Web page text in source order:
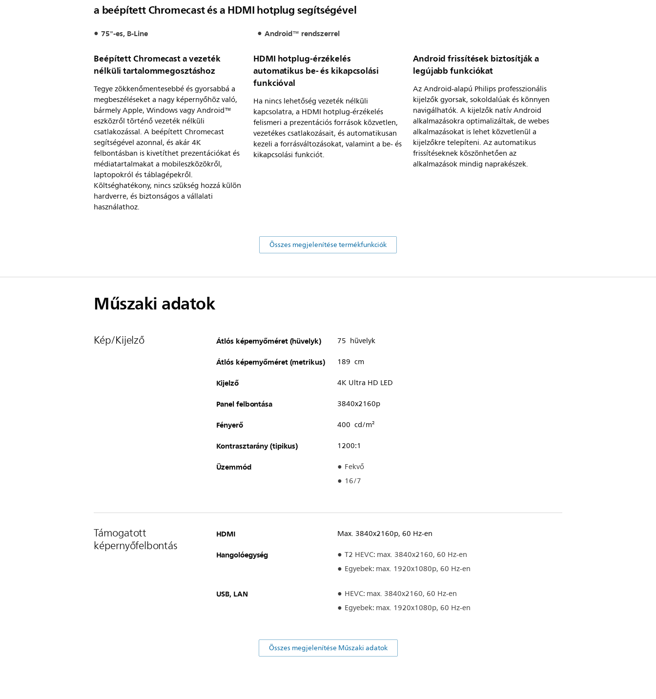
a beépített Chromecast és a HDMI hotplug segítségével
75"-es, B-Line Android™ rendszerrel
Beépített Chromecast a vezeték
nélküli tartalommegosztáshoz
Tegye zökkenőmentesebbé és gyorsabbá a
megbeszéléseket a nagy képernyőhöz való,
bármely Apple, Windows vagy Android™
eszközről történő vezeték nélküli
csatlakozással. A beépített Chromecast
segítségével azonnal, és akár 4K
felbontásban is kivetíthet prezentációkat és
médiatartalmakat a mobileszközökről,
laptopokról és táblagépekről.
Költséghatékony, nincs szükség hozzá külön
hardverre, és biztonságos a vállalati
használathoz.
HDMI hotplug-érzékelés
automatikus be- és kikapcsolási
funkcióval
Ha nincs lehetőség vezeték nélküli
kapcsolatra, a HDMI hotplug-érzékelés
felismeri a prezentációs források közvetlen,
vezetékes csatlakozásait, és automatikusan
kezeli a forrásváltozásokat, valamint a be- és
kikapcsolási funkciót.
Android frissítések biztosítják a
legújabb funkciókat
Az Android-alapú Philips professzionális
kijelzők gyorsak, sokoldalúak és könnyen
navigálhatók. A kijelzők natív Android
alkalmazásokra optimalizáltak, de webes
alkalmazásokat is lehet közvetlenül a
kijelzőkre telepíteni. Az automatikus
frissítéseknek köszönhetően az
alkalmazások mindig naprakészek.
Összes megjelenítése termékfunkciók
Műszaki adatok
Kép/Kijelző Átlós képernyőméret (hüvelyk) 75 hüvelyk
Átlós képernyőméret (metrikus) 189 cm
Kijelző 4K Ultra HD LED
Panel felbontása 3840x2160p
Fényerő 400 cd/m²
Kontrasztarány (tipikus) 1200:1
Üzemmód
Fekvő
16/7
Támogatott
képernyőfelbontás
HDMI Max. 3840x2160p, 60 Hz-en
Hangolóegység
T2 HEVC: max. 3840x2160, 60 Hz-en
Egyebek: max. 1920x1080p, 60 Hz-en
USB, LAN
HEVC: max. 3840x2160, 60 Hz-en
Egyebek: max. 1920x1080p, 60 Hz-en
Összes megjelenítése Műszaki adatok